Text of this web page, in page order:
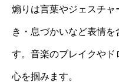
煽りは言葉やジェスチャ
き・息づかいなど表情を
す。音楽のブレイクや
心を掴みます。